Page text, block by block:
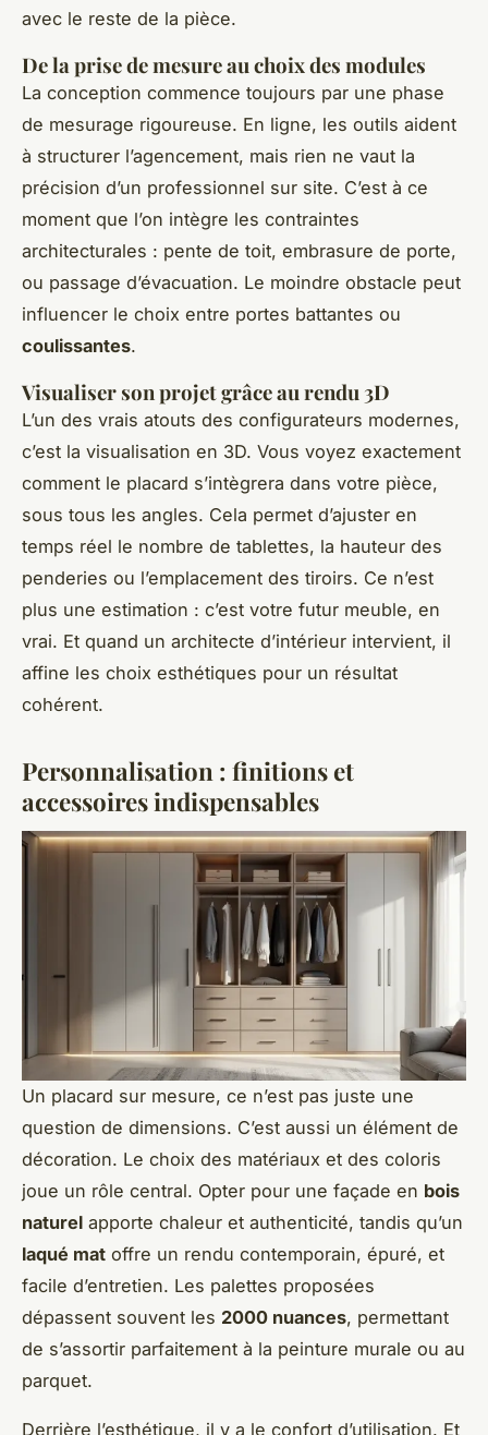
avec le reste de la pièce.
De la prise de mesure au choix des modules
La conception commence toujours par une phase
de mesurage rigoureuse. En ligne, les outils aident
à structurer l’agencement, mais rien ne vaut la
précision d’un professionnel sur site. C’est à ce
moment que l’on intègre les contraintes
architecturales : pente de toit, embrasure de porte,
ou passage d’évacuation. Le moindre obstacle peut
influencer le choix entre portes battantes ou
coulissantes.
Visualiser son projet grâce au rendu 3D
L’un des vrais atouts des configurateurs modernes,
c’est la visualisation en 3D. Vous voyez exactement
comment le placard s’intègrera dans votre pièce,
sous tous les angles. Cela permet d’ajuster en
temps réel le nombre de tablettes, la hauteur des
penderies ou l’emplacement des tiroirs. Ce n’est
plus une estimation : c’est votre futur meuble, en
vrai. Et quand un architecte d’intérieur intervient, il
affine les choix esthétiques pour un résultat
cohérent.
Personnalisation : finitions et
accessoires indispensables
Un placard sur mesure, ce n’est pas juste une
question de dimensions. C’est aussi un élément de
décoration. Le choix des matériaux et des coloris
joue un rôle central. Opter pour une façade en bois
naturel apporte chaleur et authenticité, tandis qu’un
laqué mat offre un rendu contemporain, épuré, et
facile d’entretien. Les palettes proposées
dépassent souvent les 2000 nuances, permettant
de s’assortir parfaitement à la peinture murale ou au
parquet.
Derrière l’esthétique, il y a le confort d’utilisation. Et